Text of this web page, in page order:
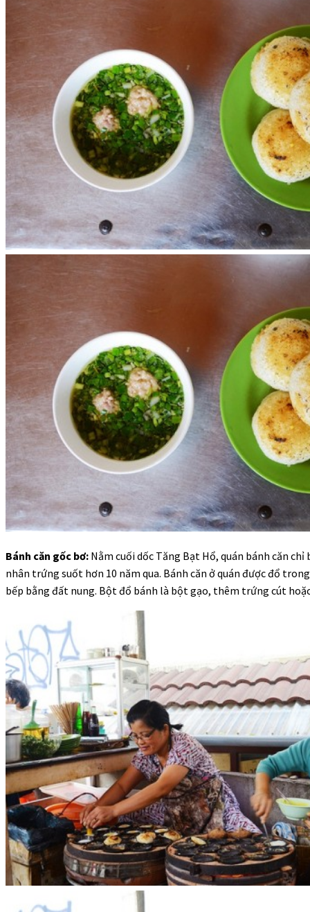
Bánh căn gốc bơ: Nằm cuối dốc Tăng Bạt Hổ, quán bánh căn
nhân trứng suốt hơn 10 năm qua. Bánh căn ở quán được đổ
bếp bằng đất nung. Bột đổ bánh là bột gạo, thêm trứng cút